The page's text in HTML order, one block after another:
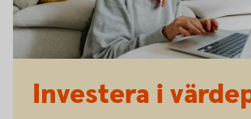
Investera i